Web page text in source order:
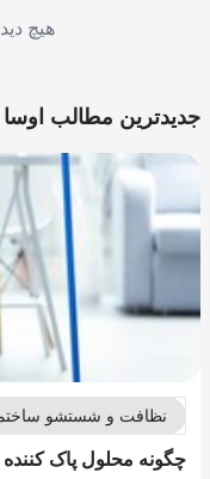
هیچ
جدیدترین مطالب اوسا
نظافت و شستشو
چگونه محلول پاک